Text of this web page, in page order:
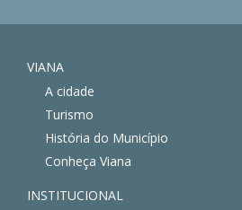
VIANA
A cidade
Turismo
História do Município
Conheça Viana
INSTITUCIONAL